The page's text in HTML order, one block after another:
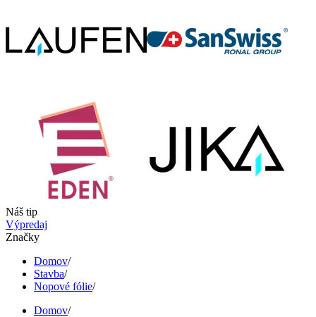
Náš tip
Výpredaj
Značky
Domov/
Stavba/
Nopové fólie/
Domov/